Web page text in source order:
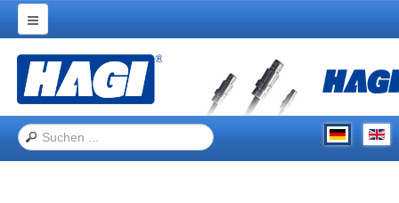
Home
Produkte
Anwendungen
Messe-Auftritte